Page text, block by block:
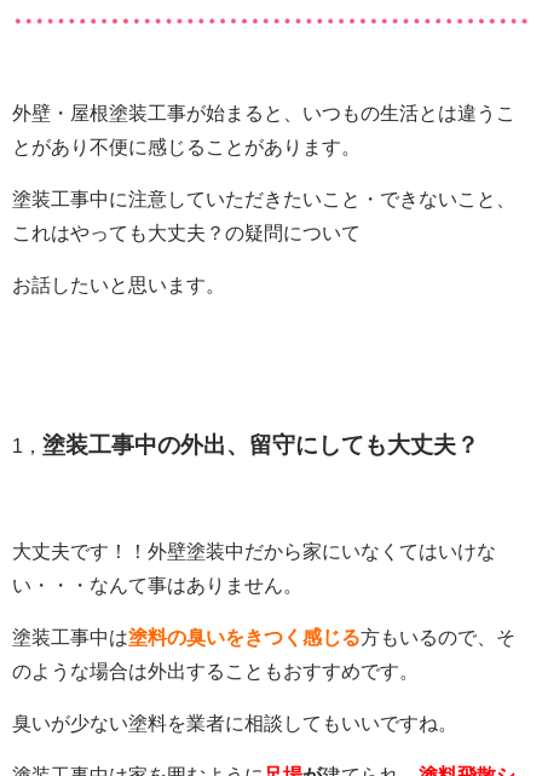
外壁・屋根塗装工事が始まると、いつもの生活とは違うこ
とがあり不便に感じることがあります。
塗装工事中に注意していただきたいこと・できないこと、
これはやっても大丈夫？の疑問について
お話したいと思います。
1， 塗装工事中の外出、留守にしても大丈夫？
大丈夫です！！外壁塗装中だから家にいなくてはいけな
い・・・なんて事はありません。
塗装工事中は塗料の臭いをきつく感じる方もいるので、そ
のような場合は外出することもおすすめです。
臭いが少ない塗料を業者に相談してもいいですね。